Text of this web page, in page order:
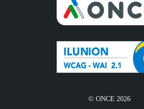
© ONCE 2026